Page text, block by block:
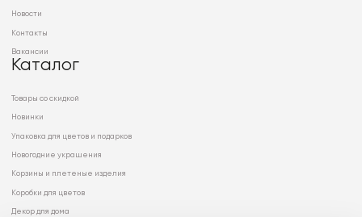
Новости
Контакты
Вакансии
Каталог
Товары со скидкой
Новинки
Упаковка для цветов и подарков
Новогодние украшения
Корзины и плетеные изделия
Коробки для цветов
Декор для дома